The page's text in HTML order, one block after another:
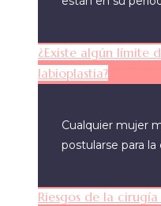
¿Existe algún límite
labioplastia?
Cualquier mujer
postularse para la
Riesgos de la